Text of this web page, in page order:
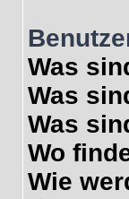
Was
Was
Was
Wo
Wie